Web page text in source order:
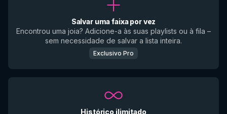
Salvar uma faixa por vez
Encontrou uma joia? Adicione-a às suas playlists ou à fila –
sem necessidade de salvar a lista inteira.
Exclusivo Pro
Histórico ilimitado